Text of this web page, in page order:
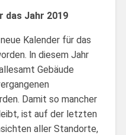
das Jahr 2019
Kalender für das
ln diesem Jahr
Gebäude
Damit so mancher
ist auf der letzten
aller Standorte,